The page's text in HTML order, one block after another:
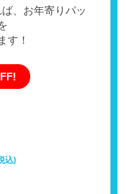
、お年寄りパッ
す！
込)